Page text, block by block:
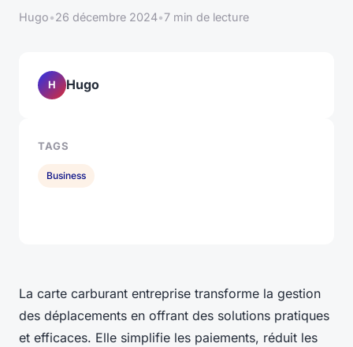
Hugo•26 décembre 2024•7 min de lecture
La carte carburant entreprise transforme la gestion
des déplacements en offrant des solutions pratiques
et efficaces. Elle simplifie les paiements, réduit les
H Hugo
TAGS
Business